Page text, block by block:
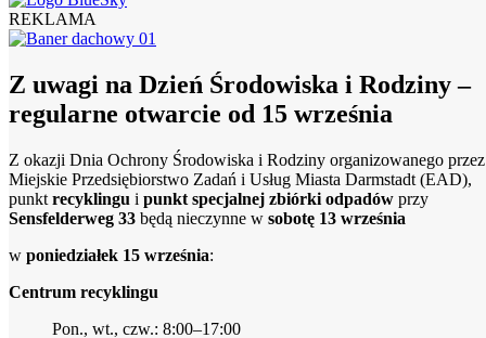
Drugi targ po pracy w Weiterstadt
10.08.2026 2 minuty
Okrągłe stoły poświęcone energii dostarczają informacji na temat pomp ciepła
10.08.2026 3 minuty
REKLAMA
Z uwagi na Dzień Środowiska i Rodziny –
regularne otwarcie od 15 września
Z okazji Dnia Ochrony Środowiska i Rodziny organizowanego przez
Miejskie Przedsiębiorstwo Zadań i Usług Miasta Darmstadt (EAD),
punkt recyklingu i punkt specjalnej zbiórki odpadów przy
Sensfelderweg 33 będą nieczynne w sobotę 13 września
w poniedziałek 15 września:
Centrum recyklingu
Pon., wt., czw.: 8:00–17:00